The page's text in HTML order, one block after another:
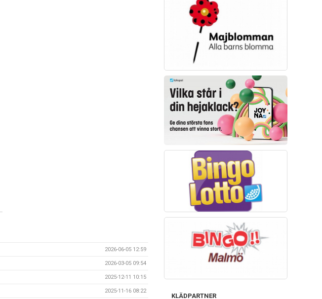
2026-06-05 12:59
2026-03-05 09:54
2025-12-11 10:15
2025-11-16 08:22
KLÄDPARTNER